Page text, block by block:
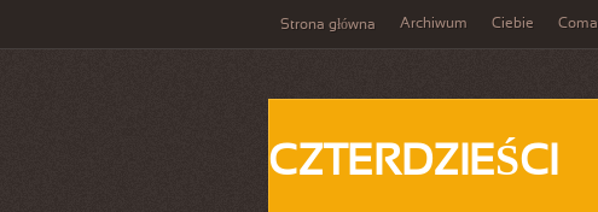
Strona główna Archiwum Ciebie Coma
CZTERDZIEŚCI